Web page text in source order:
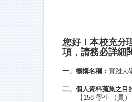
您好！本校充分
項，請務必詳細
一、機構名稱： 實踐大
二、個人資料蒐集之目
【158學生（員